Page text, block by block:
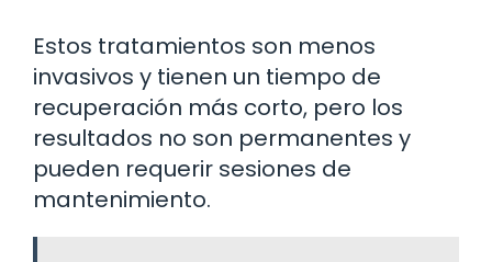
Estos tratamientos son menos
invasivos y tienen un tiempo de
recuperación más corto, pero los
resultados no son permanentes y
pueden requerir sesiones de
mantenimiento.